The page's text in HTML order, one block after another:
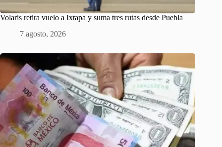
Volaris retira vuelo a Ixtapa y suma tres rutas desde Puebla
7 agosto, 2026